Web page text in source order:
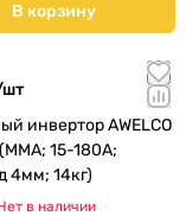
В корзину
шт
инвертор AWELCO
15-180А;
4мм; 14кг)
в наличии